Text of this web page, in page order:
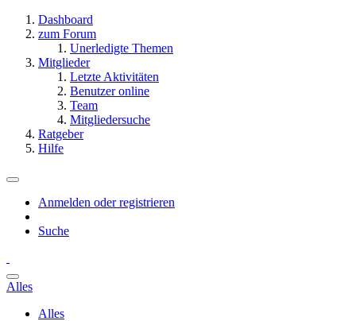
Dashboard
zum Forum
Unerledigte Themen
Mitglieder
Letzte Aktivitäten
Benutzer online
Team
Mitgliedersuche
Ratgeber
Hilfe
Anmelden oder registrieren
Suche
Alles
Alles